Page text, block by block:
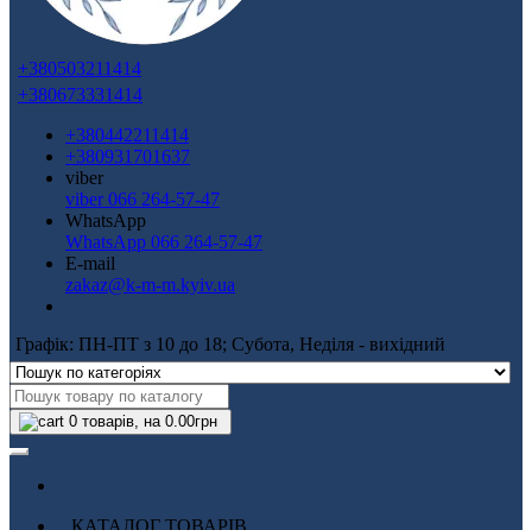
+380503211414
+380673331414
+380442211414
+380931701637
viber
viber 066 264-57-47
WhatsApp
WhatsApp 066 264-57-47
E-mail
zakaz@k-m-m.kyiv.ua
Графік: ПН-ПТ з 10 до 18; Субота, Неділя - вихідний
0 товарів, на 0.00грн
КАТАЛОГ ТОВАРІВ